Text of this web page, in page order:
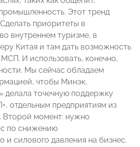
Этот тренд
приоритеты в
внутреннем туризме, в
Китая и там дать возможность
И использовать, конечно,
Мы сейчас обладаем
чтобы Минэк,
точечную поддержку
отдельным предприятиям из
Второй момент: нужно
по снижению
и силового давления на бизнес.